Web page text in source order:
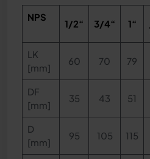
NPS
1/2“ 3/4“ 1“
LK
[mm]
60 70 79
DF
[mm]
35 43 51
D
[mm]
95 105 115